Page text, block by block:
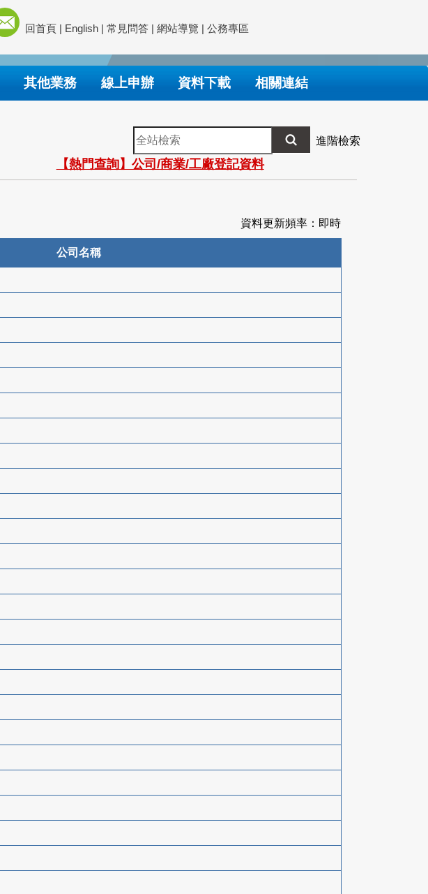
回首頁 | English | 常見問答 | 網站導覽 | 公務專區
其他業務 線上申辦 資料下載 相關連結
全
站
檢
索
進階檢索
【熱門查詢】公司/商業/工廠登記資料
資料更新頻率：即時
公司名稱